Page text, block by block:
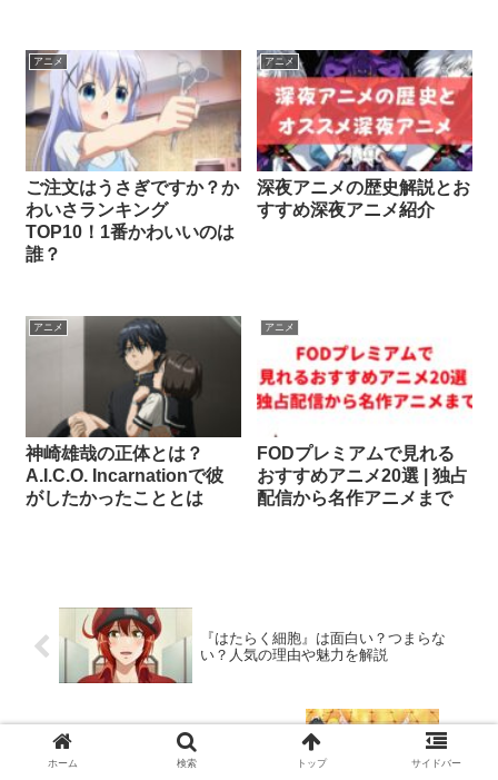
アニメ
ご注文はうさぎですか？か
わいさランキング
TOP10！1番かわいいのは
誰？
アニメ
深夜アニメの歴史解説とお
すすめ深夜アニメ紹介
アニメ
神崎雄哉の正体とは？
A.I.C.O. Incarnationで彼
がしたかったこととは
アニメ
FODプレミアムで見れる
おすすめアニメ20選 | 独占
配信から名作アニメまで
『はたらく細胞』は面白い？つまらな
い？人気の理由や魅力を解説
【アニメ】リゼロ2期は面白い？つまらな
い？評価や魅力を解説
ホーム 検索 トップ サイドバー